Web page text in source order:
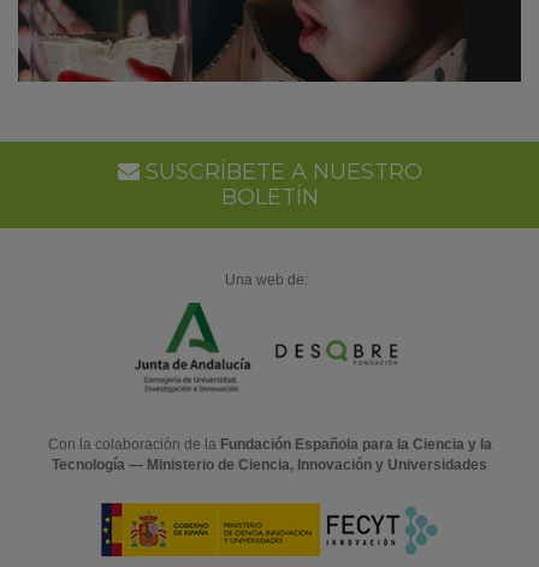
SUSCRÍBETE A NUESTRO
BOLETÍN
Una web de:
Con la colaboración de la Fundación Española para la Ciencia y la
Tecnología — Ministerio de Ciencia, Innovación y Universidades